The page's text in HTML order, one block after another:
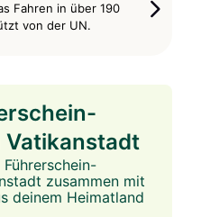
Fahren in über 190
von der UN.
Vatikanstadt
zusammen mit
deinem Heimatland